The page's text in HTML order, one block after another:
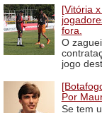
[Vitória
fora.
O
jogo
Por
Se tem